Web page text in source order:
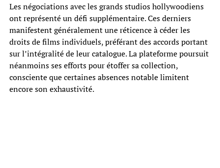
Les négociations avec les grands studios hollywoodiens
ont représenté un défi supplémentaire. Ces derniers
manifestent généralement une réticence à céder les
droits de films individuels, préférant des accords portant
sur l’intégralité de leur catalogue. La plateforme poursuit
néanmoins ses efforts pour étoffer sa collection,
consciente que certaines absences notable limitent
encore son exhaustivité.